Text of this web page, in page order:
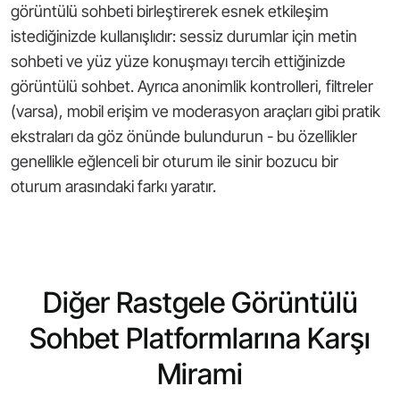
görüntülü sohbeti birleştirerek esnek etkileşim
istediğinizde kullanışlıdır: sessiz durumlar için metin
sohbeti ve yüz yüze konuşmayı tercih ettiğinizde
görüntülü sohbet. Ayrıca anonimlik kontrolleri, filtreler
(varsa), mobil erişim ve moderasyon araçları gibi pratik
ekstraları da göz önünde bulundurun - bu özellikler
genellikle eğlenceli bir oturum ile sinir bozucu bir
oturum arasındaki farkı yaratır.
Diğer Rastgele Görüntülü
Sohbet Platformlarına Karşı
Mirami